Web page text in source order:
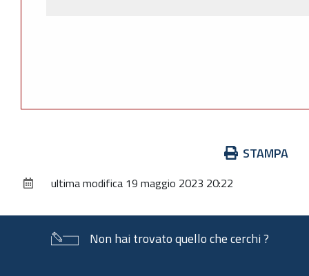
documento
STAMPA
ultima modifica 19 maggio 2023 20:22
Non hai trovato quello che cerchi ?